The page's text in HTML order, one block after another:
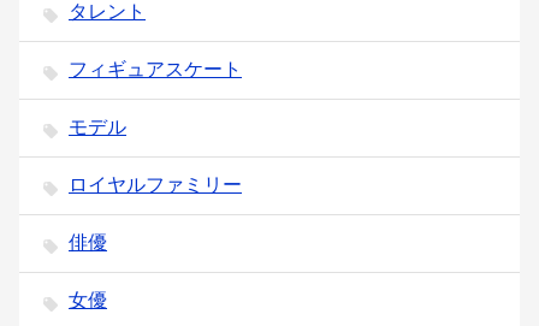
タレント
フィギュアスケート
モデル
ロイヤルファミリー
俳優
女優